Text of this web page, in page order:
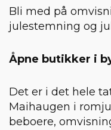
Bli med på
julestemning og
Åpne butikker i
Det er i det hele
Maihaugen i
beboere,